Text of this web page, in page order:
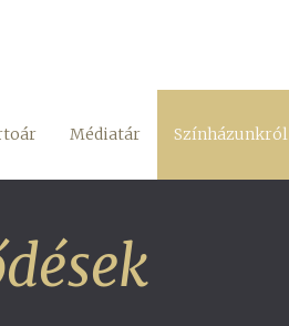
Médiatár Színházunkról